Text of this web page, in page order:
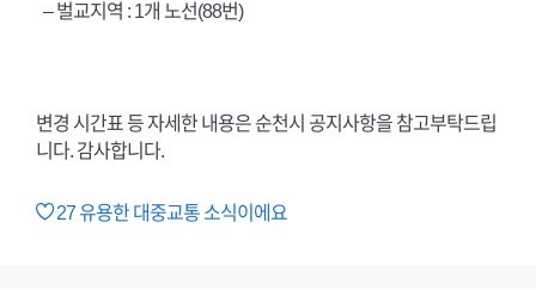
– 벌교지역 : 1개 노선(88번)
변경 시간표 등 자세한 내용은 순천시 공지사항을 참고부탁드립
니다. 감사합니다.
27유용한 대중교통 소식이에요